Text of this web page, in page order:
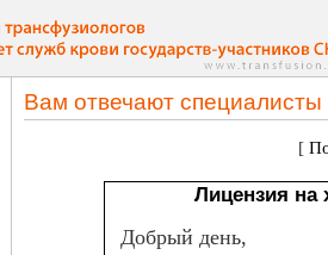
Вам отвечают специалисты
[
Лицензия на
Добрый день,